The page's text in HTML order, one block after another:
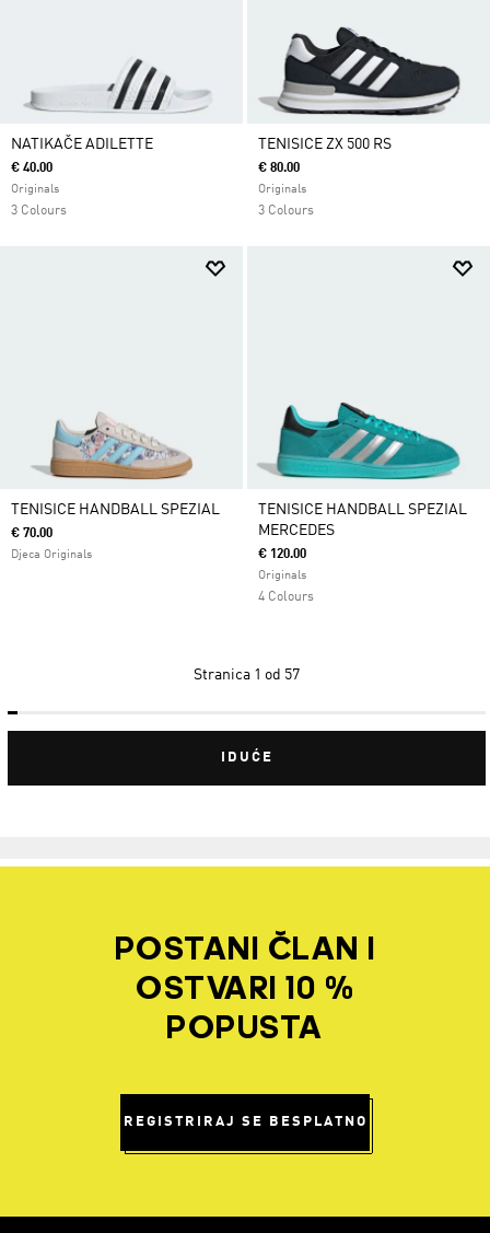
NATIKAČE ADILETTE
€ 40.00
Originals
3 Colours
TENISICE ZX 500 RS
€ 80.00
Originals
3 Colours
TENISICE HANDBALL SPEZIAL
€ 70.00
Djeca Originals
TENISICE HANDBALL SPEZIAL
MERCEDES
€ 120.00
Originals
4 Colours
Stranica 1 od 57
IDUĆE
POSTANI ČLAN I
OSTVARI 10 %
POPUSTA
REGISTRIRAJ SE BESPLATNO